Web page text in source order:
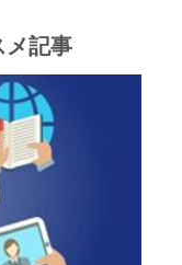
メ記事